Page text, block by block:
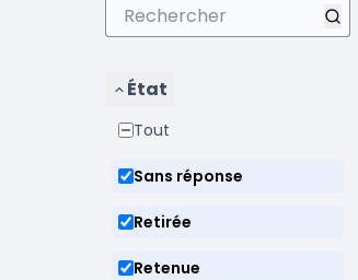
État
Tout
Sans réponse
Retirée
Retenue